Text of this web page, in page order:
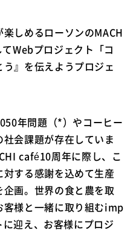
しめるローソンのMACH
Webプロジェクト「コ
』を伝えようプロジェ
年問題（*）やコーヒー
会課題が存在していま
café10周年に際し、こ
する感謝を込めて生産
画。世界の食と農を取
客様と一緒に取り組むimp
迎え、お客様にプロジ